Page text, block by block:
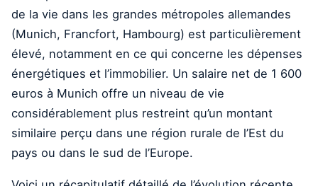
de la vie dans les grandes métropoles allemandes
(Munich, Francfort, Hambourg) est particulièrement
élevé, notamment en ce qui concerne les dépenses
énergétiques et l’immobilier. Un salaire net de 1 600
euros à Munich offre un niveau de vie
considérablement plus restreint qu’un montant
similaire perçu dans une région rurale de l’Est du
pays ou dans le sud de l’Europe.